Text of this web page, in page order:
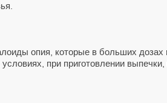
опия, которые в больших дозах
при приготовлении